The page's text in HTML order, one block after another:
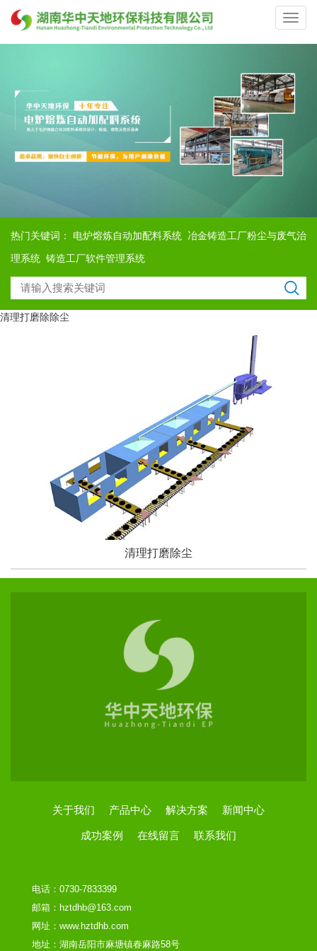
热门关键词： 电炉熔炼自动加配料系统 冶金铸造工厂粉尘与废气治
理系统 铸造工厂软件管理系统
清理打磨除除尘
清理打磨除尘
关于我们 产品中心 解决方案 新闻中心
成功案例 在线留言 联系我们
电话：0730-7833399
邮箱：hztdhb@163.com
网址：www.hztdhb.com
地址：湖南岳阳市麻塘镇春麻路58号